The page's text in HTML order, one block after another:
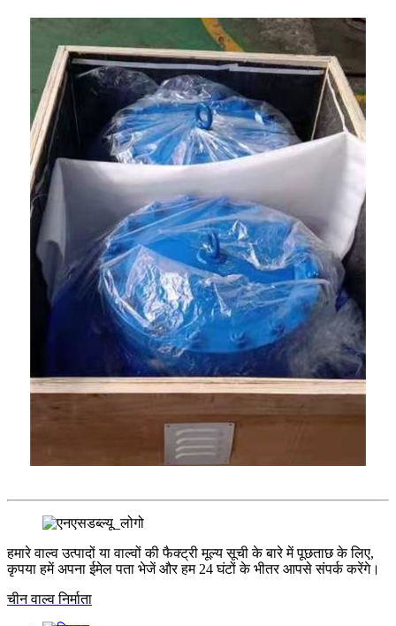
हमारे वाल्व उत्पादों या वाल्वों की फैक्ट्री मूल्य सूची के बारे में पूछताछ के लिए,
कृपया हमें अपना ईमेल पता भेजें और हम 24 घंटों के भीतर आपसे संपर्क करेंगे।
चीन वाल्व निर्माता